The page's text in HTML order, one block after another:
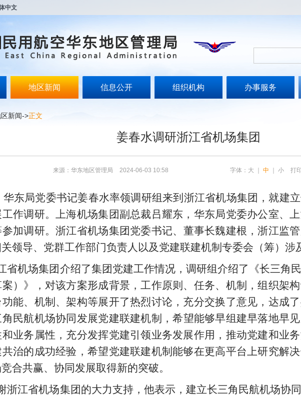
中文
地区新闻 信息公开 组织机构 办事服务
新闻->正文
姜春水调研浙江省机场集团
来源：华东地区管理局 2024-06-03 10:58 字体： 大 中 小 打
华东局党委书记姜春水率领调研组来到浙江省机场集团，就建
作调研。上海机场集团副总裁吕耀东，华东局党委办公室、
加调研。浙江省机场集团党委书记、董事长魏建根，浙江监
领导、党群工作部门负责人以及党建联建机制专委会（筹）涉
省机场集团介绍了集团党建工作情况，调研组介绍了《长三角
）》，对该方案形成背景，工作原则、任务、机制，组织架
能、机制、架构等展开了热烈讨论，充分交换了意见，达成
民航机场协同发展党建联建机制，希望能够早组建早落地早
业务属性，充分发挥党建引领业务发展作用，推动党建和业
治的成功经验，希望党建联建机制能够在更高平台上研究解
合共赢、协同发展取得新的突破。
浙江省机场集团的大力支持，他表示，建立长三角民航机场协